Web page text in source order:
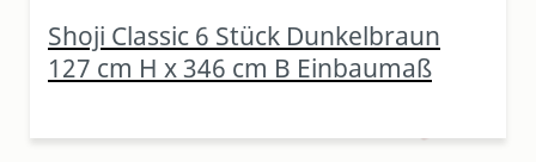
Shoji Classic 6 Stück Dunkelbraun
127 cm H x 346 cm B Einbaumaß